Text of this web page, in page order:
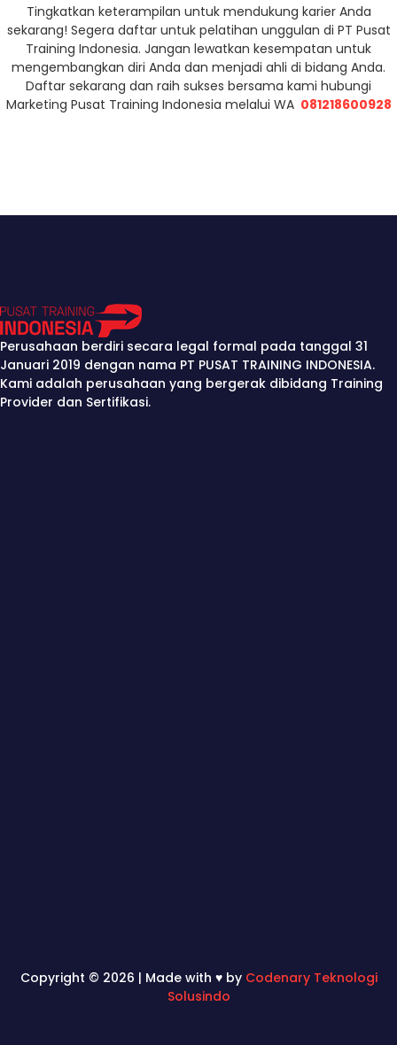
Tingkatkan keterampilan untuk mendukung karier Anda
sekarang! Segera daftar untuk pelatihan unggulan di PT Pusat
Training Indonesia. Jangan lewatkan kesempatan untuk
mengembangkan diri Anda dan menjadi ahli di bidang Anda.
Daftar sekarang dan raih sukses bersama kami hubungi
Marketing Pusat Training Indonesia melalui WA 081218600928
Perusahaan berdiri secara legal formal pada tanggal 31
Januari 2019 dengan nama PT PUSAT TRAINING INDONESIA.
Kami adalah perusahaan yang bergerak dibidang Training
Provider dan Sertifikasi.
Copyright © 2026 | Made with ♥ by Codenary Teknologi
Solusindo